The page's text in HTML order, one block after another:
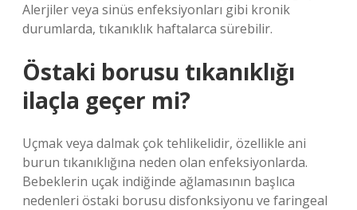
Alerjiler veya sinüs enfeksiyonları gibi kronik
durumlarda, tıkanıklık haftalarca sürebilir.
Östaki borusu tıkanıklığı
ilaçla geçer mi?
Uçmak veya dalmak çok tehlikelidir, özellikle ani
burun tıkanıklığına neden olan enfeksiyonlarda.
Bebeklerin uçak indiğinde ağlamasının başlıca
nedenleri östaki borusu disfonksiyonu ve faringeal